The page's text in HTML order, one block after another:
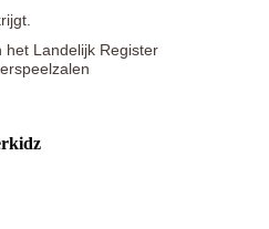
het Landelijk Register